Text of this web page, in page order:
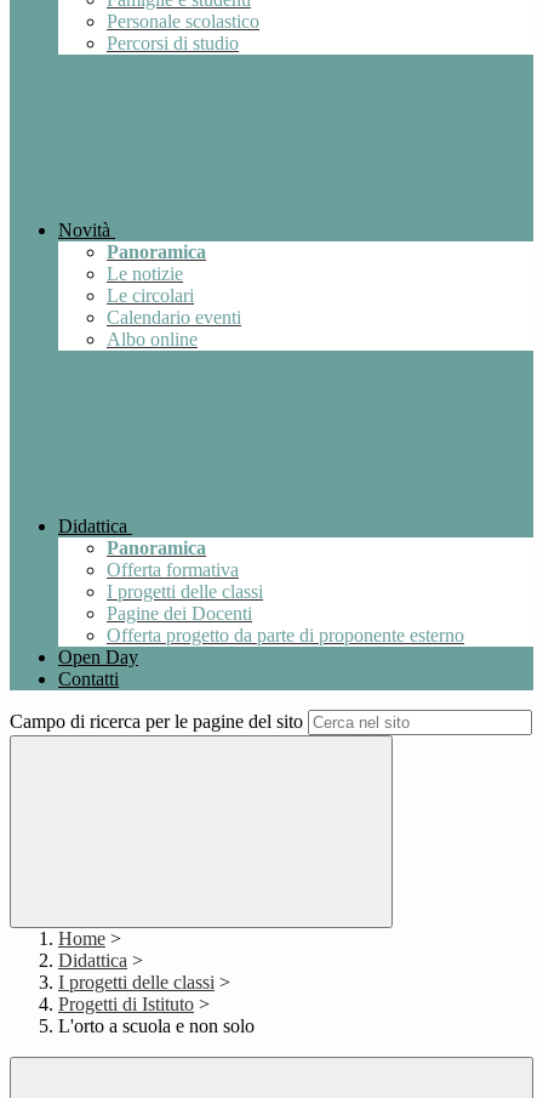
Personale scolastico
Percorsi di studio
Novità
Panoramica
Le notizie
Le circolari
Calendario eventi
Albo online
Didattica
Panoramica
Offerta formativa
I progetti delle classi
Pagine dei Docenti
Offerta progetto da parte di proponente esterno
Open Day
Contatti
Campo di ricerca per le pagine del sito
Home >
Didattica >
I progetti delle classi >
Progetti di Istituto >
L'orto a scuola e non solo